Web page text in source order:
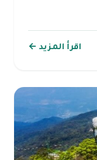
اقرأ المزيد ←